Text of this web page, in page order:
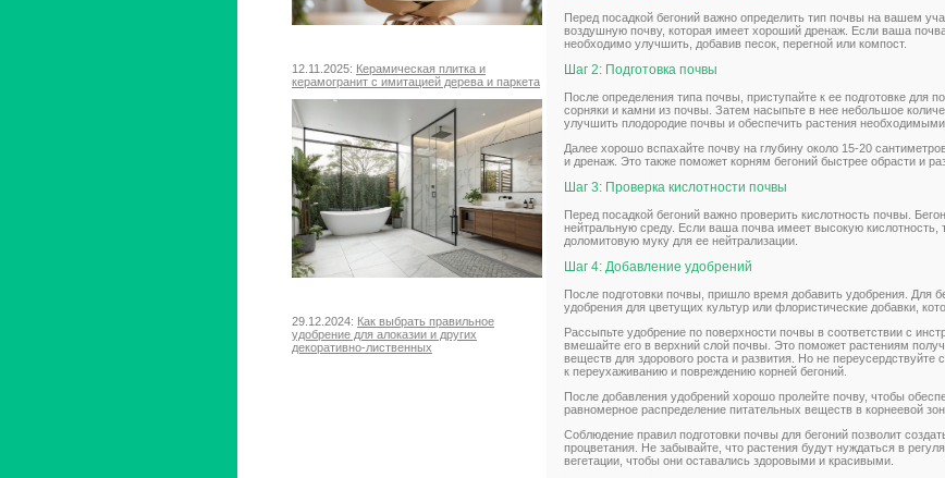
12.11.2025: Керамическая плитка и
керамогранит с имитацией дерева и паркета
29.12.2024: Как выбрать правильное
удобрение для алоказии и других
декоративно-лиственных
Перед посадкой бегоний важно определить тип почвы на вашем
воздушную почву, которая имеет хороший дренаж. Если ваша
необходимо улучшить, добавив песок, перегной или компост.
Шаг 2: Подготовка почвы
После определения типа почвы, приступайте к ее подготовке для
сорняки и камни из почвы. Затем насыпьте в нее небольшое
улучшить плодородие почвы и обеспечить растения
Далее хорошо вспахайте почву на глубину около 15-20
и дренаж. Это также поможет корням бегоний быстрее обрасти и
Шаг 3: Проверка кислотности почвы
Перед посадкой бегоний важно проверить кислотность почвы.
нейтральную среду. Если ваша почва имеет высокую кислотность,
доломитовую муку для ее нейтрализации.
Шаг 4: Добавление удобрений
После подготовки почвы, пришло время добавить удобрения. Для
удобрения для цветущих культур или флористические добавки,
Рассыпьте удобрение по поверхности почвы в соответствии с
вмешайте его в верхний слой почвы. Это поможет растениям
веществ для здорового роста и развития. Но не переусердствуйте
к переухаживанию и повреждению корней бегоний.
После добавления удобрений хорошо пролейте почву, чтобы
равномерное распределение питательных веществ в корнеевой
Соблюдение правил подготовки почвы для бегоний позволит
процветания. Не забывайте, что растения будут нуждаться в
вегетации, чтобы они оставались здоровыми и красивыми.